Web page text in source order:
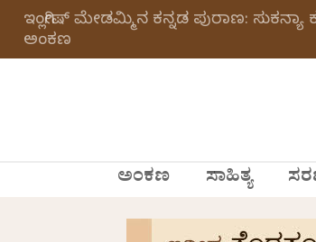
ಇಂಗ್ಲೀಷ್ ಮೇಡಮ್ಮಿನ ಕನ್ನಡ ಪುರಾಣ: ಸುಕನ್ಯಾ
ಅಂಕಣ
ಅಂಕಣ ಸಾಹಿತ್ಯ